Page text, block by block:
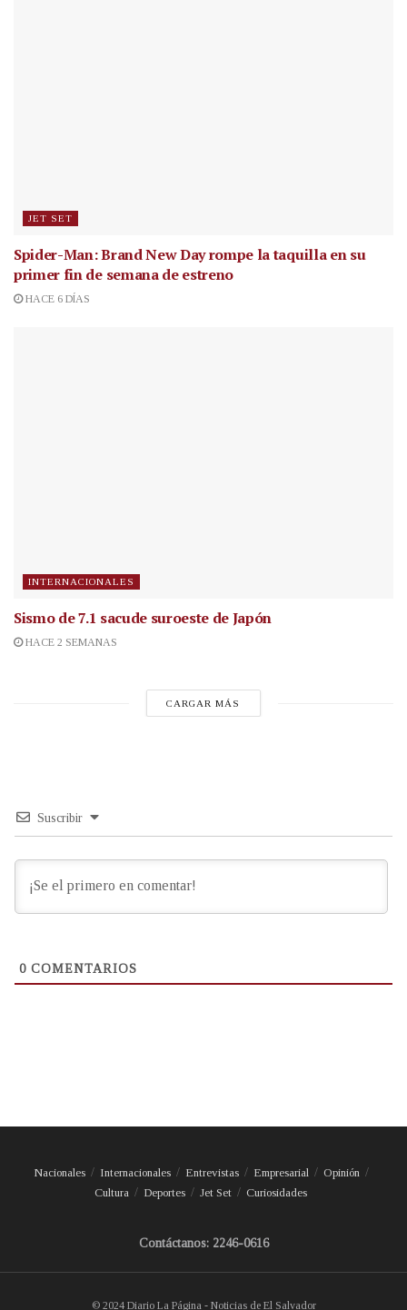
JET SET
Spider-Man: Brand New Day rompe la taquilla en su
primer fin de semana de estreno
HACE 6 DÍAS
INTERNACIONALES
Sismo de 7.1 sacude suroeste de Japón
HACE 2 SEMANAS
CARGAR MÁS
Suscribir
0 COMENTARIOS
Nacionales Internacionales Entrevistas Empresarial
Opinión
Cultura
Deportes Jet Set Curiosidades
Contáctanos: 2246-0616
© 2024 Diario La Página - Noticias de El Salvador